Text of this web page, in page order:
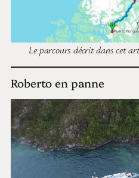
Le parcours décrit dans cet
Roberto en panne